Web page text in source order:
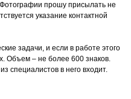
Фотографии прошу присылать не
указание контактной
задачи, и если в работе этого
Объем – не более 600 знаков.
специалистов в него входит.